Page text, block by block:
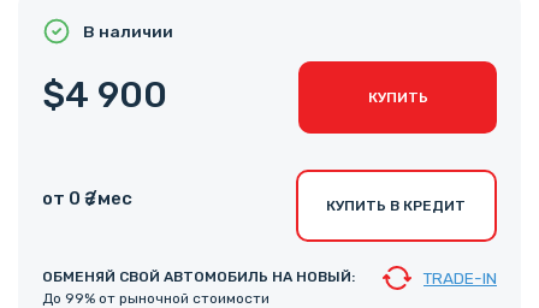
В наличии
$4 900 КУПИТЬ
от 0 ₴ /мес КУПИТЬ В КРЕДИТ
ОБМЕНЯЙ СВОЙ АВТОМОБИЛЬ НА НОВЫЙ:
До 99% от рыночной стоимости
TRADE-IN